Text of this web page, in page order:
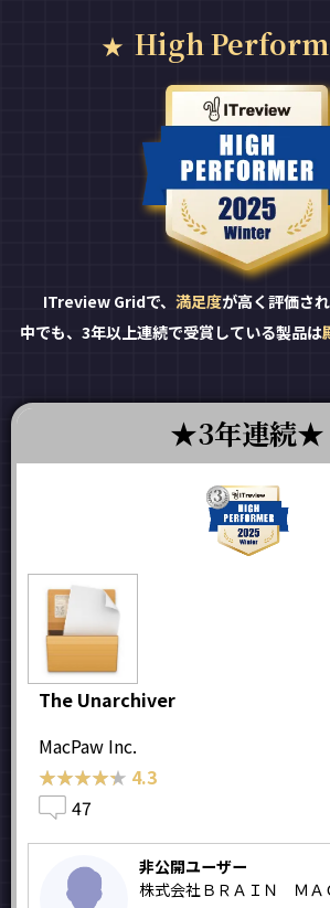
High
ITreview Gridで、 満足度が高く評価さ
中でも、3年以上連続で受賞している製品は
3年連続
The Unarchiver
MacPaw Inc.
★★★★★
★★★★★ 4.3
47
非公開ユーザー
株式会社ＢＲＡＩＮ ＭＡ